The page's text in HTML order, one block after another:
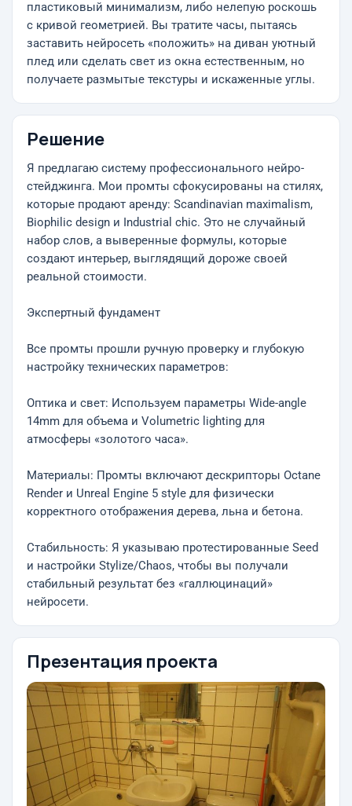
пластиковый минимализм, либо нелепую роскошь
с кривой геометрией. Вы тратите часы, пытаясь
заставить нейросеть «положить» на диван уютный
плед или сделать свет из окна естественным, но
получаете размытые текстуры и искаженные углы.
Решение
Я предлагаю систему профессионального нейро-
стейджинга. Мои промты сфокусированы на стилях,
которые продают аренду: Scandinavian maximalism,
Biophilic design и Industrial chic. Это не случайный
набор слов, а выверенные формулы, которые
создают интерьер, выглядящий дороже своей
реальной стоимости.
Экспертный фундамент
Все промты прошли ручную проверку и глубокую
настройку технических параметров:
Оптика и свет: Используем параметры Wide-angle
14mm для объема и Volumetric lighting для
атмосферы «золотого часа».
Материалы: Промты включают дескрипторы Octane
Render и Unreal Engine 5 style для физически
корректного отображения дерева, льна и бетона.
Стабильность: Я указываю протестированные Seed
и настройки Stylize/Chaos, чтобы вы получали
стабильный результат без «галлюцинаций»
нейросети.
Презентация проекта